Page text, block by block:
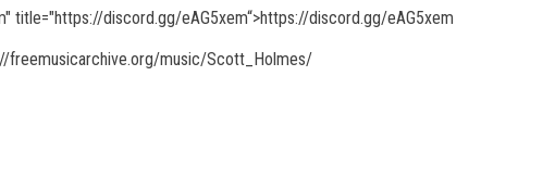
title="https://discord.gg/eAG5xem“>https://discord.gg/eAG5xem
freemusicarchive.org/music/Scott_Holmes/